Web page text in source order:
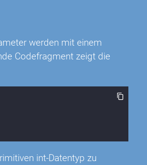
werden mit einem
Codefragment zeigt die
int-Datentyp zu